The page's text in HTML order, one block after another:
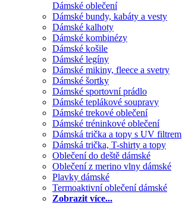
Dámské oblečení
Dámské bundy, kabáty a vesty
Dámské kalhoty
Dámské kombinézy
Dámské košile
Dámské legíny
Dámské mikiny, fleece a svetry
Dámské šortky
Dámské sportovní prádlo
Dámské teplákové soupravy
Dámské trekové oblečení
Dámské tréninkové oblečení
Dámská trička a topy s UV filtrem
Dámská trička, T-shirty a topy
Oblečení do deště dámské
Oblečení z merino vlny dámské
Plavky dámské
Termoaktivní oblečení dámské
Zobrazit více...